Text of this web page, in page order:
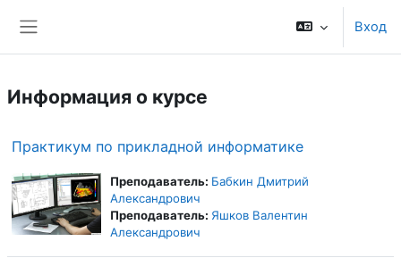
Вход
Информация о курсе
Практикум по прикладной информатике
Преподаватель: Бабкин Дмитрий
Александрович
Преподаватель: Яшков Валентин
Александрович